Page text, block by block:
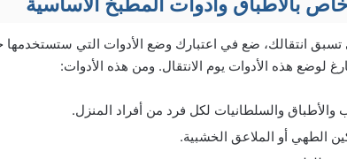
تسبق انتقالك، ضع في اعتبارك وضع الأدوات التي ستستخدمها
لوضع هذه الأدوات يوم الانتقال. ومن هذه الأدوات:
والأطباق والسلطانيات لكل فرد من أفراد المنزل.
الطهي أو الملاعق الخشبية.